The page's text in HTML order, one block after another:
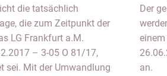
die tatsächlich
die zum Zeitpunkt der
LG Frankfurt a.M.
– 3-05 O 81/17,
sei. Mit der Umwandlung
korrigiert
§ 96 Abs. 4 AktG. In
München I am
Ergebnis dieser Ansicht
an.